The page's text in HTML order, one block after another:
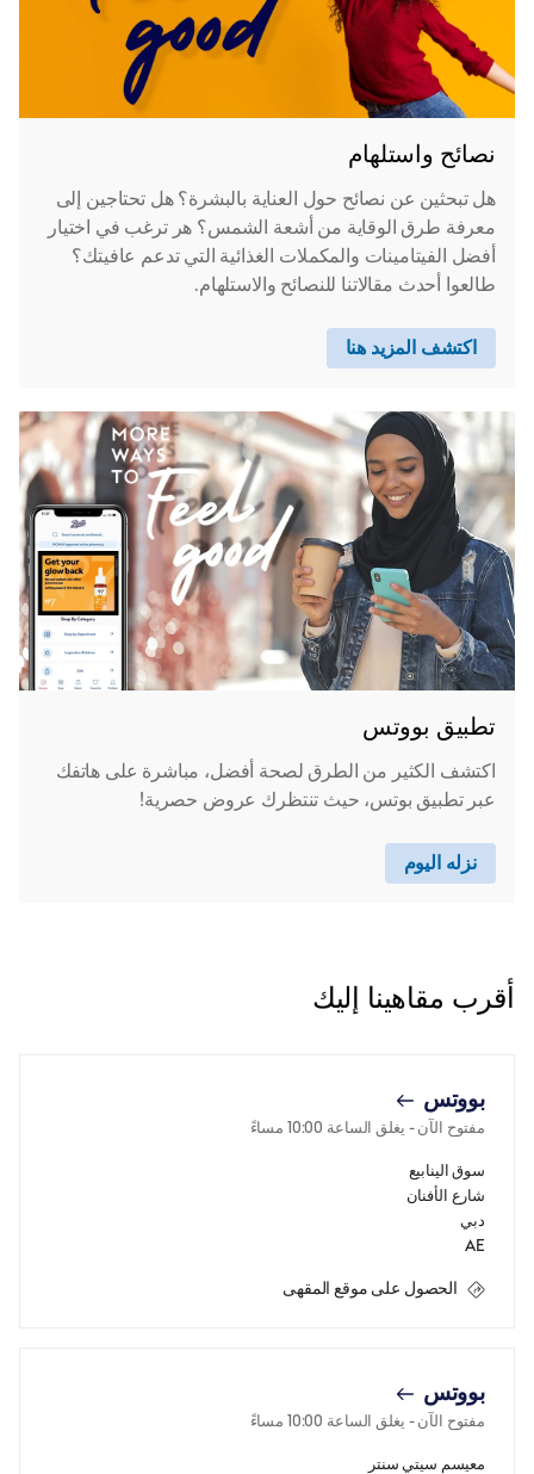
نصائح واستلهام
هل تبحثين عن نصائح حول العناية بالبشرة؟ هل تحتاجين إلى
معرفة طرق الوقاية من أشعة الشمس؟ هر ترغب في اختيار
أفضل الفيتامينات والمكملات الغذائية التي تدعم عافيتك؟
طالعوا أحدث مقالاتنا للنصائح والاستلهام.
اكتشف المزيد هنا
تطبيق بووتس
اكتشف الكثير من الطرق لصحة أفضل، مباشرة على هاتفك
عبر تطبيق بوتس، حيث تنتظرك عروض حصرية!
نزله اليوم
أقرب مقاهينا إليك
بووتس
مفتوح الآن - يغلق الساعة 10:00 مساءً
سوق الينابيع
شارع الأفنان
دبي
AE
الحصول على موقع المقهى
بووتس
مفتوح الآن - يغلق الساعة 10:00 مساءً
معيسم سيتي سنتر